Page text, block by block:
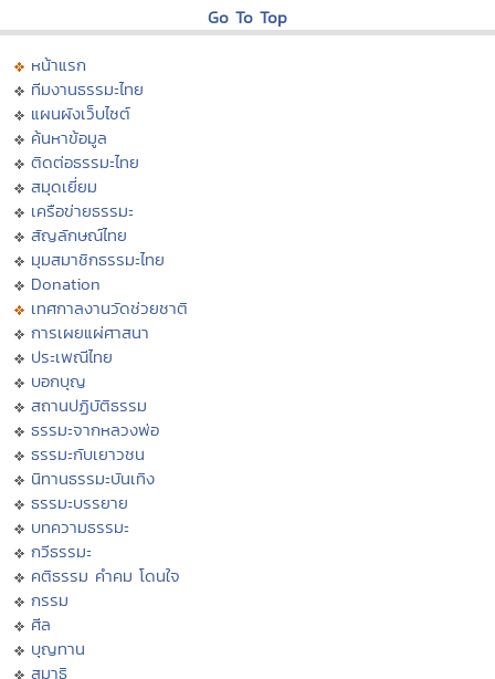
Go To Top
หน้าแรก
ทีมงานธรรมะไทย
แผนผังเว็บไซต์
ค้นหาข้อมูล
ติดต่อธรรมะไทย
สมุดเยี่ยม
เครือข่ายธรรมะ
สัญลักษณ์ไทย
มุมสมาชิกธรรมะไทย
Donation
เทศกาลงานวัดช่วยชาติ
การเผยแผ่ศาสนา
ประเพณีไทย
บอกบุญ
สถานปฏิบัติธรรม
ธรรมะจากหลวงพ่อ
ธรรมะกับเยาวชน
นิทานธรรมะบันเทิง
ธรรมะบรรยาย
บทความธรรมะ
กวีธรรมะ
คติธรรม คำคม โดนใจ
กรรม
ศีล
บุญทาน
สมาธิ